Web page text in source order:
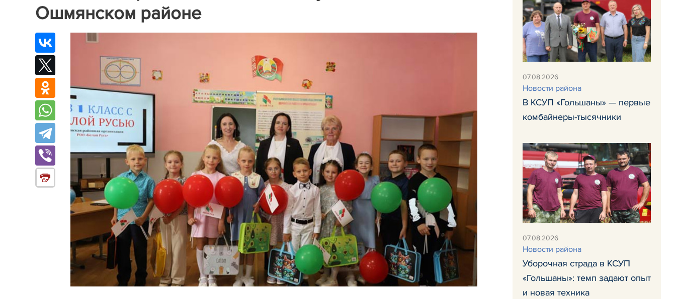
Ошмянском районе
07.08.2026
Новости района
В КСУП «Гольшаны» — первые
комбайнеры-тысячники
07.08.2026
Новости района
Уборочная страда в КСУП
«Гольшаны»: темп задают опыт
и новая техника